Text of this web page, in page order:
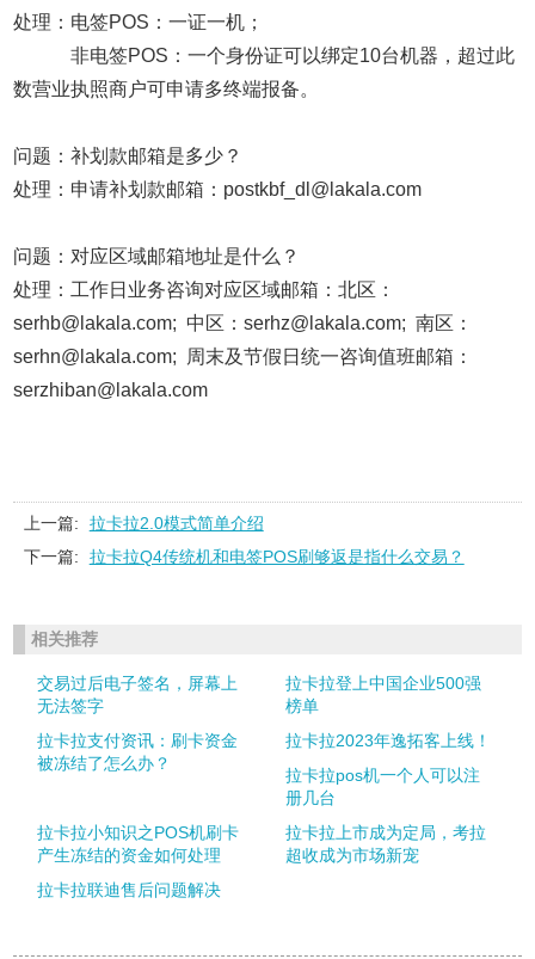
处理：电签POS：一证一机；
非电签POS：一个身份证可以绑定10台机器，超过此
数营业执照商户可申请多终端报备。
问题：补划款邮箱是多少？
处理：申请补划款邮箱：postkbf_dl@lakala.com
问题：对应区域邮箱地址是什么？
处理：工作日业务咨询对应区域邮箱：北区：
serhb@lakala.com; 中区：serhz@lakala.com; 南区：
serhn@lakala.com; 周末及节假日统一咨询值班邮箱：
serzhiban@lakala.com
上一篇:
拉卡拉2.0模式简单介绍
下一篇:
拉卡拉Q4传统机和电签POS刷够返是指什么交易？
相关推荐
交易过后电子签名，屏幕上
无法签字
拉卡拉登上中国企业500强
榜单
拉卡拉支付资讯：刷卡资金
被冻结了怎么办？
拉卡拉2023年逸拓客上线！
拉卡拉pos机一个人可以注
册几台
拉卡拉小知识之POS机刷卡
产生冻结的资金如何处理
拉卡拉上市成为定局，考拉
超收成为市场新宠
拉卡拉联迪售后问题解决